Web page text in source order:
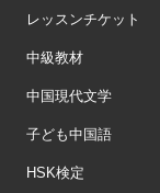
レッスンチケット
中級教材
中国現代文学
子ども中国語
HSK検定